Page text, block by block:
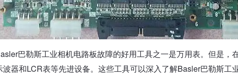
巴勒斯工业相机电路板故障的好用工具之一是万用表。但是，
波器和LCR表等先进设备。这些工具可以深入了解Basler巴勒斯工